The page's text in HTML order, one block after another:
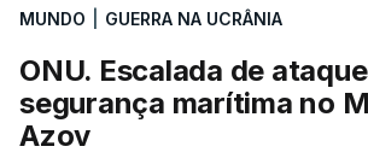
MUNDO GUERRA NA UCRÂNIA
ONU. Escalada de
segurança marítima no
Azov